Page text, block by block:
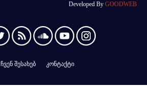
Developed By GOODWEB
ჩვენ შესახებ კონტაქტი